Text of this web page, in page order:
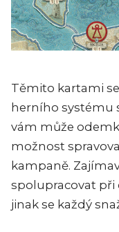
Těmito kartami
herního systému
vám může
možnost
kampaně.
spolupracovat při
jinak se každý